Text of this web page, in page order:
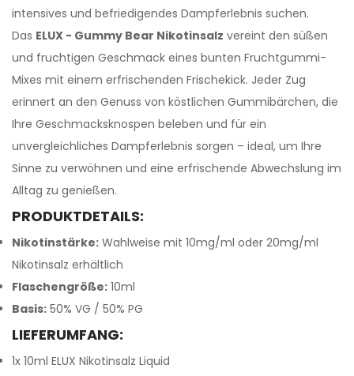
intensives und befriedigendes Dampferlebnis suchen.
Das ELUX - Gummy Bear Nikotinsalz vereint den süßen
und fruchtigen Geschmack eines bunten Fruchtgummi-
Mixes mit einem erfrischenden Frischekick. Jeder Zug
erinnert an den Genuss von köstlichen Gummibärchen, die
Ihre Geschmacksknospen beleben und für ein
unvergleichliches Dampferlebnis sorgen – ideal, um Ihre
Sinne zu verwöhnen und eine erfrischende Abwechslung im
Alltag zu genießen.
PRODUKTDETAILS:
Nikotinstärke: Wahlweise mit 10mg/ml oder 20mg/ml
Nikotinsalz erhältlich
Flaschengröße: 10ml
Basis: 50% VG / 50% PG
LIEFERUMFANG:
1x 10ml ELUX Nikotinsalz Liquid